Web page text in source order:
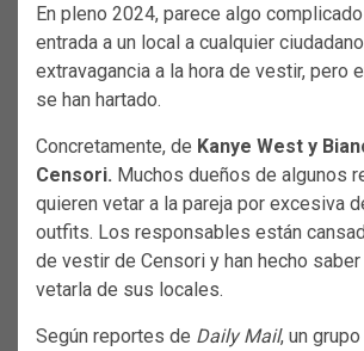
En pleno 2024, parece algo
entrada a un local a cualquier
extravagancia a la hora de vestir, pero
se han hartado.
Concretamente, de Kanye West y
Censori. Muchos dueños de algunos
quieren vetar a la pareja por excesiva
outfits. Los responsables están
de vestir de Censori y han hecho
vetarla de sus locales.
Según reportes de Daily Mail, un